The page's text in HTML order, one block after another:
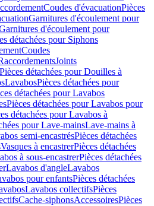
Coudes d'évacuationPièces
Garnitures d'écoulement pour
d'écoulement pour
détachées pour Siphons
Coudes
Joints
Pièces détachées pour Douilles à
LavabosPièces détachées pour
détachées pour Lavabos
Pièces détachées pour Lavabos pour
détachées pour Lavabos à
pour Lave-mainsLave-mains à
semi-encastrésPièces détachées
Vasques à encastrerPièces détachées
à sous-encastrerPièces détachées
Lavabos d'angleLavabos
pour enfantsPièces détachées
Lavabos collectifsPièces
Cache-siphonsAccessoiresPièces